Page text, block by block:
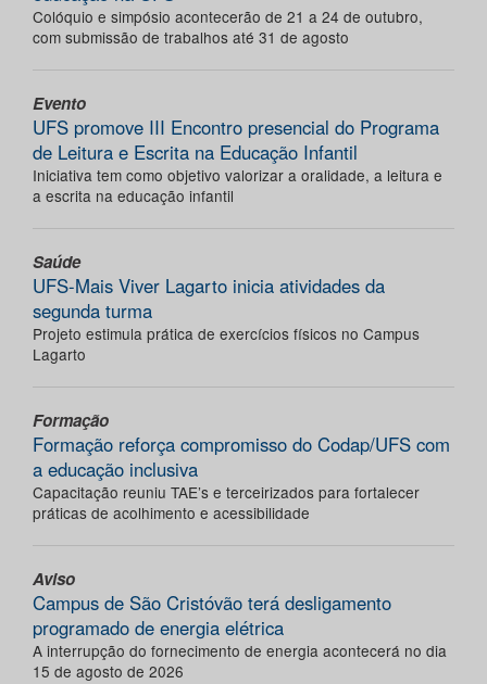
Colóquio e simpósio acontecerão de 21 a 24 de outubro,
com submissão de trabalhos até 31 de agosto
Evento
UFS promove III Encontro presencial do Programa
de Leitura e Escrita na Educação Infantil
Iniciativa tem como objetivo valorizar a oralidade, a leitura e
a escrita na educação infantil
Saúde
UFS-Mais Viver Lagarto inicia atividades da
segunda turma
Projeto estimula prática de exercícios físicos no Campus
Lagarto
Formação
Formação reforça compromisso do Codap/UFS com
a educação inclusiva
Capacitação reuniu TAE’s e terceirizados para fortalecer
práticas de acolhimento e acessibilidade
Aviso
Campus de São Cristóvão terá desligamento
programado de energia elétrica
A interrupção do fornecimento de energia acontecerá no dia
15 de agosto de 2026